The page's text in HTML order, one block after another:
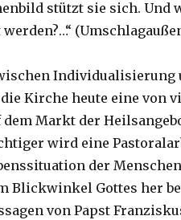
stützt sie sich. Und
Individualisierung
Kirche heute eine von
dem Markt der
wird eine
der
Blickwinkel Gottes her
von Papst